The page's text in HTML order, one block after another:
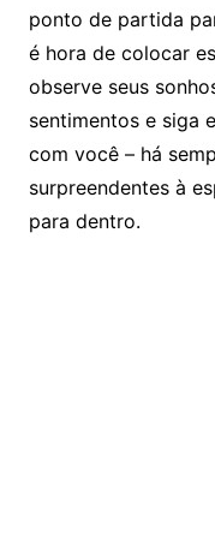
ponto de partida
é hora de colocar
observe seus
sentimentos e siga
com você – há
surpreendentes à
para dentro.